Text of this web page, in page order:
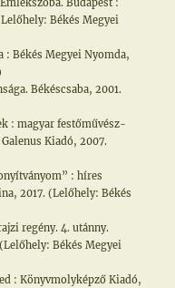
Budapest :
Békés Megyei
: Békés Megyei Nyomda,
Békéscsaba, 2001.
: magyar festőművész-
Kiadó, 2007.
: híres
2017. (Lelőhely: Békés
regény. 4. utánny.
Békés Megyei
: Könyvmolyképző Kiadó,